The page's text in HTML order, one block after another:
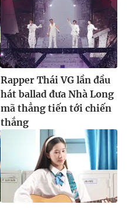
Rapper Thái VG lần đầu
hát ballad đưa Nhà Long
mã thẳng tiến tới chiến
thắng